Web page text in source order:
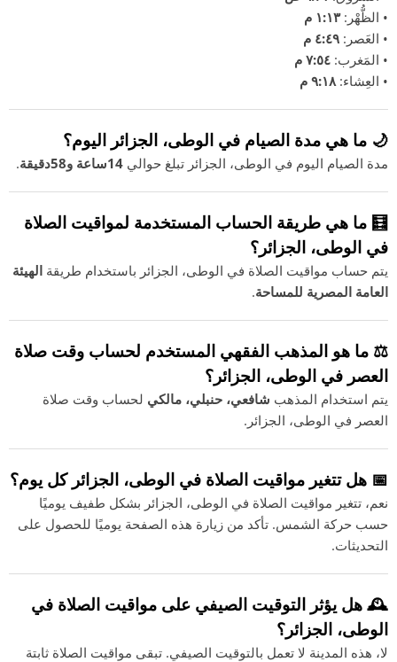
• الظُّهْر:١:١٣ م
• العَصر: ٤:٤٩ م
• المَغرب: ٧:٥٤ م
• العِشاء:٩:١٨ م
🌙 ما هي مدة الصيام في الوطى، الجزائر اليوم؟
مدة الصيام اليوم في الوطى، الجزائر تبلغ حوالي 14ساعة و58دقيقة .
🧮 ما هي طريقة الحساب المستخدمة لمواقيت الصلاة
في الوطى، الجزائر؟
يتم حساب مواقيت الصلاة في الوطى، الجزائر باستخدام طريقة الهيئة
العامة المصرية للمساحة.
⚖️ ما هو المذهب الفقهي المستخدم لحساب وقت صلاة
العصر في الوطى، الجزائر؟
يتم استخدام المذهب شافعي، حنبلي، مالكي لحساب وقت صلاة
العصر في الوطى، الجزائر.
📅 هل تتغير مواقيت الصلاة في الوطى، الجزائر كل يوم؟
نعم، تتغير مواقيت الصلاة في الوطى، الجزائر بشكل طفيف يوميًا
حسب حركة الشمس. تأكد من زيارة هذه الصفحة يوميًا للحصول على
التحديثات.
🕰️ هل يؤثر التوقيت الصيفي على مواقيت الصلاة في
الوطى، الجزائر؟
لا، هذه المدينة لا تعمل بالتوقيت الصيفي. تبقى مواقيت الصلاة ثابتة